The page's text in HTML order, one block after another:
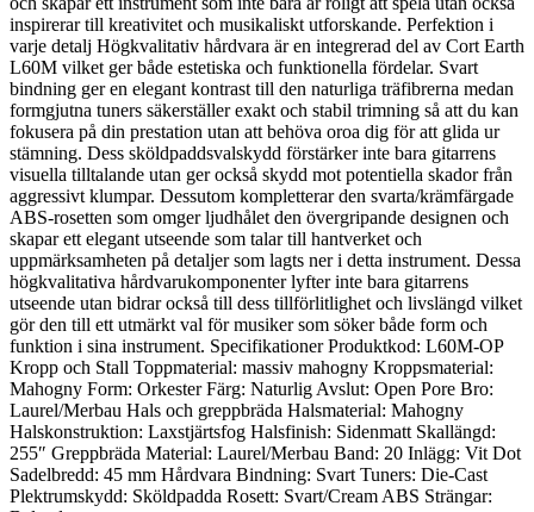
inspirerar till kreativitet och musikaliskt utforskande. Perfektion i
varje detalj Högkvalitativ hårdvara är en integrerad del av Cort Earth
L60M vilket ger både estetiska och funktionella fördelar. Svart
bindning ger en elegant kontrast till den naturliga träfibrerna medan
formgjutna tuners säkerställer exakt och stabil trimning så att du kan
fokusera på din prestation utan att behöva oroa dig för att glida ur
stämning. Dess sköldpaddsvalskydd förstärker inte bara gitarrens
visuella tilltalande utan ger också skydd mot potentiella skador från
aggressivt klumpar. Dessutom kompletterar den svarta/krämfärgade
ABS-rosetten som omger ljudhålet den övergripande designen och
skapar ett elegant utseende som talar till hantverket och
uppmärksamheten på detaljer som lagts ner i detta instrument. Dessa
högkvalitativa hårdvarukomponenter lyfter inte bara gitarrens
utseende utan bidrar också till dess tillförlitlighet och livslängd vilket
gör den till ett utmärkt val för musiker som söker både form och
funktion i sina instrument. Specifikationer Produktkod: L60M-OP
Kropp och Stall Toppmaterial: massiv mahogny Kroppsmaterial:
Mahogny Form: Orkester Färg: Naturlig Avslut: Open Pore Bro:
Laurel/Merbau Hals och greppbräda Halsmaterial: Mahogny
Halskonstruktion: Laxstjärtsfog Halsfinish: Sidenmatt Skallängd:
255″ Greppbräda Material: Laurel/Merbau Band: 20 Inlägg: Vit Dot
Sadelbredd: 45 mm Hårdvara Bindning: Svart Tuners: Die-Cast
Plektrumskydd: Sköldpadda Rosett: Svart/Cream ABS Strängar: